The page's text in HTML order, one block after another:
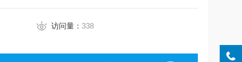
访问量： 338